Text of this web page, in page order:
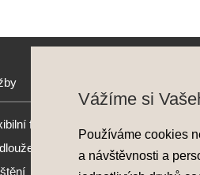
financování
záruka
Vážíme si
Používáme cookies
a návštěvnosti a